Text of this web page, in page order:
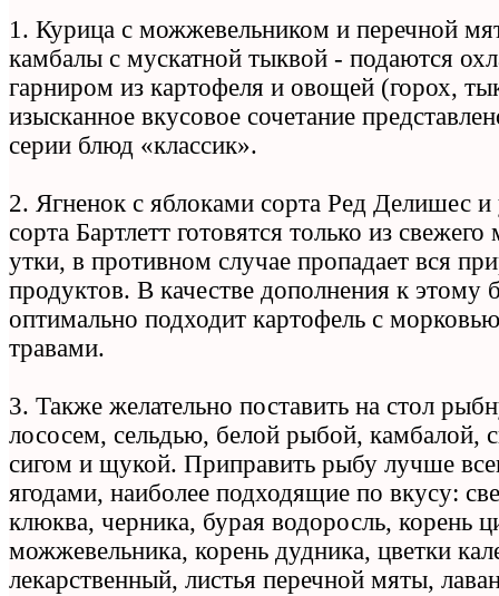
1. Курица с можжевельником и перечной
камбалы с мускатной тыквой - подаются
гарниром из картофеля и овощей (горох,
изысканное вкусовое сочетание
серии блюд «классик».
2. Ягненок с яблоками сорта Ред Делишес и
сорта Бартлетт готовятся только из свежего
утки, в противном случае пропадает вся
продуктов. В качестве дополнения к этому
оптимально подходит картофель с
травами.
3. Также желательно поставить на стол
лососем, сельдью, белой рыбой, камбалой,
сигом и щукой. Приправить рыбу лучше
ягодами, наиболее подходящие по вкусу:
клюква, черника, бурая водоросль, корень
можжевельника, корень дудника, цветки
лекарственный, листья перечной мяты,